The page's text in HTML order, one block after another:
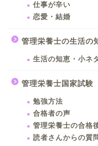
仕事が辛い
恋愛・結婚
管理栄養士の生活の
生活の知恵・小ネ
管理栄養士国家試験
勉強方法
合格者の声
管理栄養士の合格
読者さんからの質